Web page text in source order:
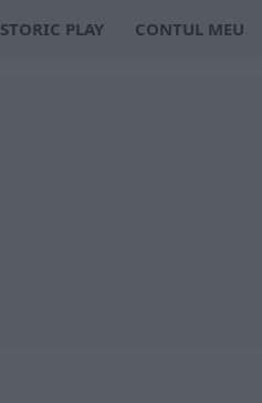
PLAY CONTUL MEU